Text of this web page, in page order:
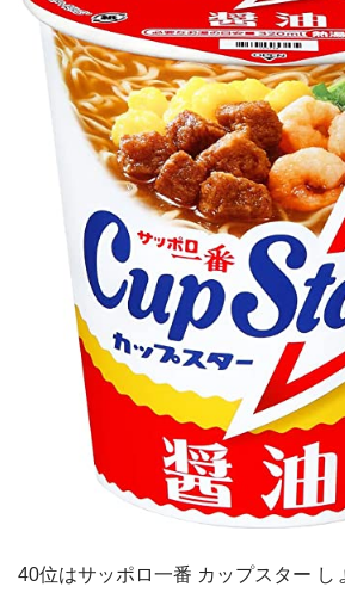
40位はサッポロ一番 カップスター し